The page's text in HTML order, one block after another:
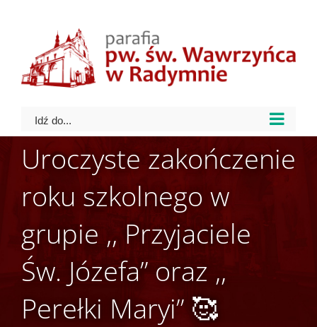
Idź do...
Uroczyste zakończenie
roku szkolnego w
grupie ,, Przyjaciele
Św. Józefa” oraz ,,
Perełki Maryi” 🥰